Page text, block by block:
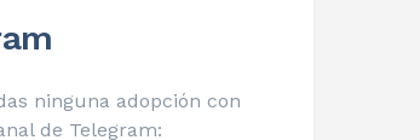
ninguna adopción con
de Telegram: